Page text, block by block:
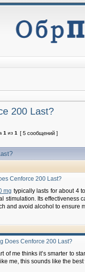
200 Last?
1 из 1 [ 5 сообщений ]
Cenforce 200 Last?
mg typically lasts for about 4
stimulation. Its effectiveness
and avoid alcohol to ensure
Does Cenforce 200 Last?
of me thinks it’s smarter to
me, this sounds like the